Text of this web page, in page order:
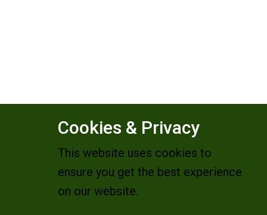
Cookies & Privacy
This website uses cookies to
ensure you get the best experience
on our website.